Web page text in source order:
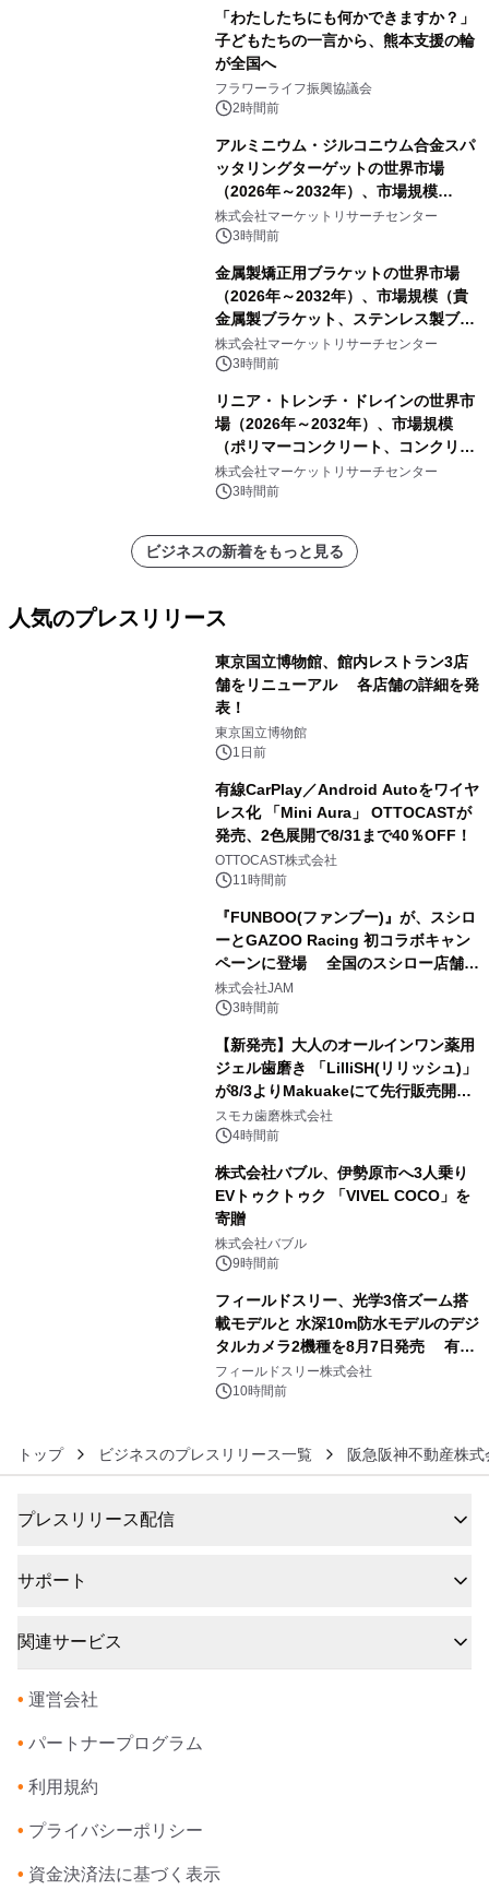
「わたしたちにも何かできますか？」
子どもたちの一言から、熊本支援の輪
が全国へ
フラワーライフ振興協議会
2時間前
アルミニウム・ジルコニウム合金スパ
ッタリングターゲットの世界市場
（2026年～2032年）、市場規模
（0.995、0.999、その他）・分析レポ
ートを発表
株式会社マーケットリサーチセンター
3時間前
金属製矯正用ブラケットの世界市場
（2026年～2032年）、市場規模（貴
金属製ブラケット、ステンレス製ブラ
ケット、純チタン製ブラケット）・分
析レポートを発表
株式会社マーケットリサーチセンター
3時間前
リニア・トレンチ・ドレインの世界市
場（2026年～2032年）、市場規模
（ポリマーコンクリート、コンクリー
ト、プラスチック、金属）・分析レポ
ートを発表
株式会社マーケットリサーチセンター
3時間前
ビジネスの新着をもっと見る
人気のプレスリリース
東京国立博物館、館内レストラン3店
舗をリニューアル 各店舗の詳細を発
表！
東京国立博物館
1日前
有線CarPlay／Android Autoをワイヤ
レス化 「Mini Aura」 OTTOCASTが
発売、2色展開で8/31まで40％OFF！
OTTOCAST株式会社
11時間前
『FUNBOO(ファンブー)』が、スシロ
ーとGAZOO Racing 初コラボキャン
ペーンに登場 全国のスシロー店舗で
GR 4車種の FUNBOO(ミニカー)付き
メニューが展開されます
株式会社JAM
3時間前
【新発売】大人のオールインワン薬用
ジェル歯磨き 「LilliSH(リリッシュ)」
が8/3よりMakuakeにて先行販売開
始！
スモカ歯磨株式会社
4時間前
株式会社バブル、伊勢原市へ3人乗り
EVトゥクトゥク 「VIVEL COCO」を
寄贈
株式会社バブル
9時間前
フィールドスリー、光学3倍ズーム搭
載モデルと 水深10m防水モデルのデジ
タルカメラ2機種を8月7日発売 有効
約1300万画素、用途別に選べるコンデ
ジ新登場
フィールドスリー株式会社
10時間前
トップ ビジネスのプレスリリース一覧 阪急阪神不動産株式
プレスリリース配信
サポート
関連サービス
• 運営会社
• パートナープログラム
• 利用規約
• プライバシーポリシー
• 資金決済法に基づく表示